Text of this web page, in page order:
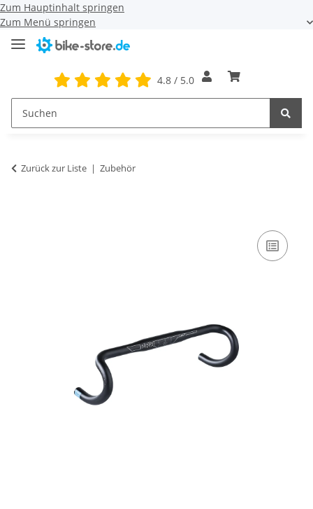
Zum Hauptinhalt springen
Zum Menü springen
4.8 / 5.0
Zurück zur Liste Zubehör